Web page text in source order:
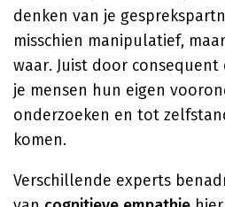
denken van je
misschien manipulatief,
waar. Juist door
je mensen hun eigen
onderzoeken en tot
komen.
Verschillende experts